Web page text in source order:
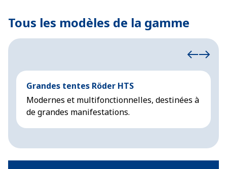
Tous les modèles de la gamme
Grandes tentes Röder HTS
Modernes et multifonctionnelles, destinées à
de grandes manifestations.